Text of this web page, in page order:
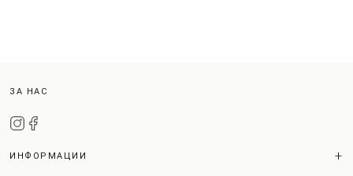
ЗА НАС
ИНФОРМАЦИИ